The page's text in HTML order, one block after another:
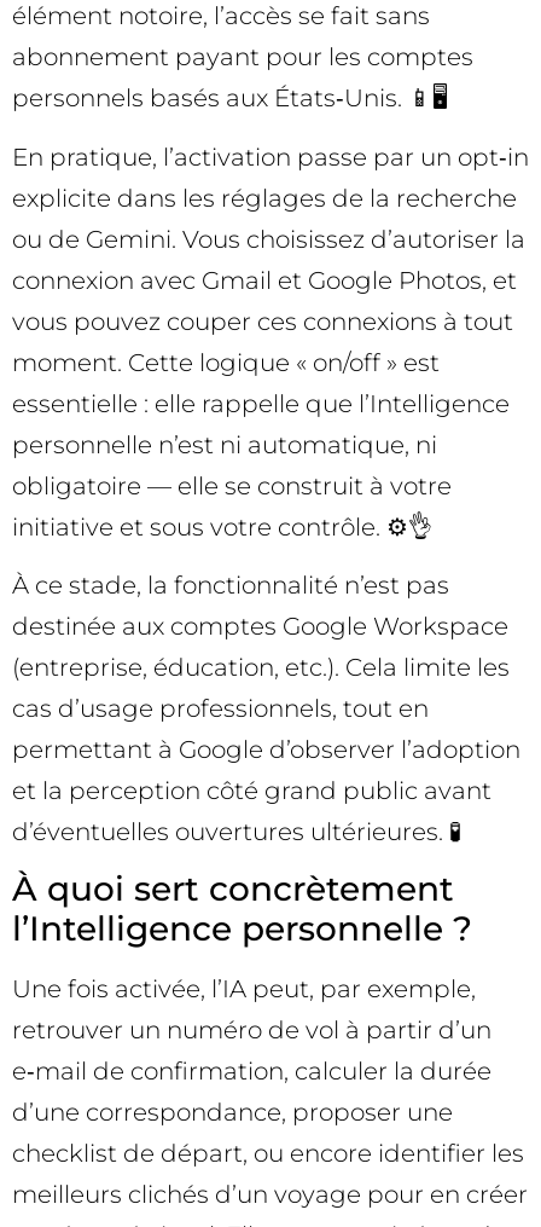
élément notoire, l’accès se fait sans
abonnement payant pour les comptes
personnels basés aux États‑Unis. 📱🖥️
En pratique, l’activation passe par un opt‑in
explicite dans les réglages de la recherche
ou de Gemini. Vous choisissez d’autoriser la
connexion avec Gmail et Google Photos, et
vous pouvez couper ces connexions à tout
moment. Cette logique « on/off » est
essentielle : elle rappelle que l’Intelligence
personnelle n’est ni automatique, ni
obligatoire — elle se construit à votre
initiative et sous votre contrôle. ⚙️👌
À ce stade, la fonctionnalité n’est pas
destinée aux comptes Google Workspace
(entreprise, éducation, etc.). Cela limite les
cas d’usage professionnels, tout en
permettant à Google d’observer l’adoption
et la perception côté grand public avant
d’éventuelles ouvertures ultérieures. 🧪
À quoi sert concrètement
l’Intelligence personnelle ?
Une fois activée, l’IA peut, par exemple,
retrouver un numéro de vol à partir d’un
e‑mail de confirmation, calculer la durée
d’une correspondance, proposer une
checklist de départ, ou encore identifier les
meilleurs clichés d’un voyage pour en créer